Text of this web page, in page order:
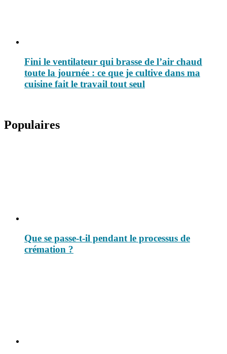
Fini le ventilateur qui brasse de l’air chaud
toute la journée : ce que je cultive dans ma
cuisine fait le travail tout seul
Populaires
Que se passe-t-il pendant le processus de
crémation ?